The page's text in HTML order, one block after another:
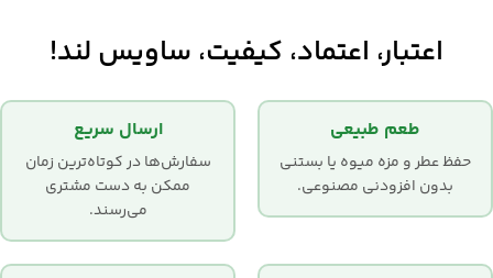
اعتبار، اعتماد، کیفیت، ساویس لند!
طعم طبیعی
حفظ عطر و مزه میوه یا بستنی
بدون افزودنی مصنوعی.
ارسال سریع
سفارش‌ها در کوتاه‌ترین زمان
ممکن به دست مشتری
می‌رسند.